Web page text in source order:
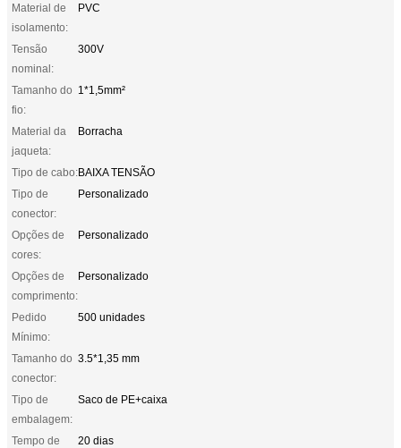
Material de
isolamento:
PVC
Tensão
nominal:
300V
Tamanho do
fio:
1*1,5mm²
Material da
jaqueta:
Borracha
Tipo de cabo:BAIXA TENSÃO
Tipo de
conector:
Personalizado
Opções de
cores:
Personalizado
Opções de
comprimento:
Personalizado
Pedido
Mínimo:
500 unidades
Tamanho do
conector:
3.5*1,35 mm
Tipo de
embalagem:
Saco de PE+caixa
Tempo de
20 dias